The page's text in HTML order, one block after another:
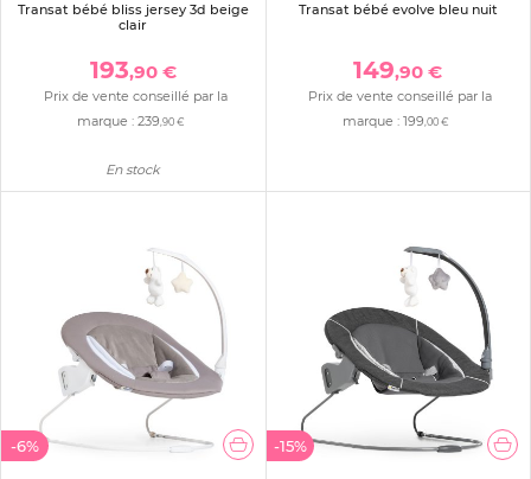
Transat bébé bliss jersey 3d beige
clair
193,90 €
Prix de vente conseillé par la
marque : 239 ,90 €
En stock
Transat bébé evolve bleu nuit
149,90 €
Prix de vente conseillé par la
marque : 199 ,00 €
-6% -15%